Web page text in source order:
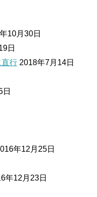
10月30日
日
行 2018年7月14日
年12月25日
年12月23日